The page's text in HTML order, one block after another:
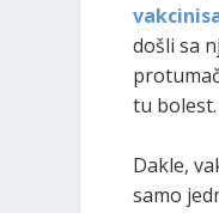
došli sa
tu bolest.
Dakle,
samo